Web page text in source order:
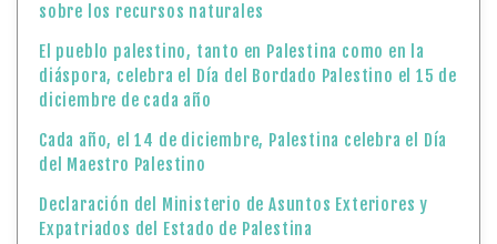
sobre los recursos naturales
El pueblo palestino, tanto en Palestina como en la
diáspora, celebra el Día del Bordado Palestino el 15 de
diciembre de cada año
Cada año, el 14 de diciembre, Palestina celebra el Día
del Maestro Palestino
Declaración del Ministerio de Asuntos Exteriores y
Expatriados del Estado de Palestina